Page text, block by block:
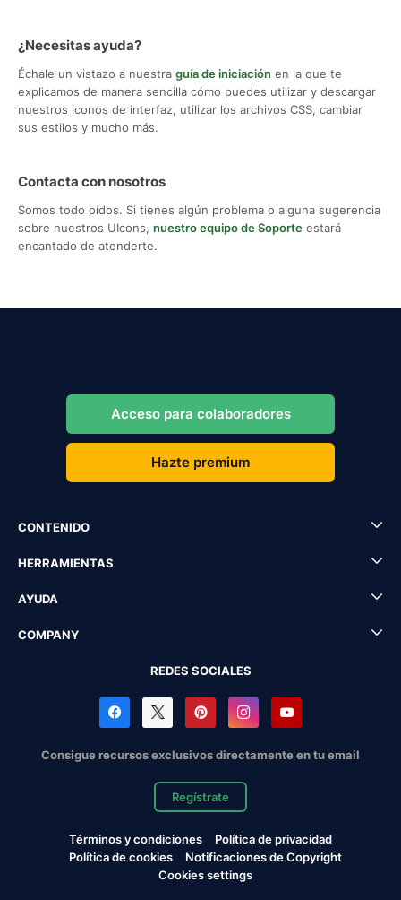
¿Necesitas ayuda?
Échale un vistazo a nuestra guía de iniciación en la que te
explicamos de manera sencilla cómo puedes utilizar y descargar
nuestros iconos de interfaz, utilizar los archivos CSS, cambiar
sus estilos y mucho más.
Contacta con nosotros
Somos todo oídos. Si tienes algún problema o alguna sugerencia
sobre nuestros UIcons, nuestro equipo de Soporte estará
encantado de atenderte.
Acceso para colaboradores
Hazte premium
CONTENIDO
HERRAMIENTAS
AYUDA
COMPANY
REDES SOCIALES
Consigue recursos exclusivos directamente en tu email
Regístrate
Términos y condiciones
Política de privacidad
Política de cookies
Notificaciones de Copyright
Cookies settings